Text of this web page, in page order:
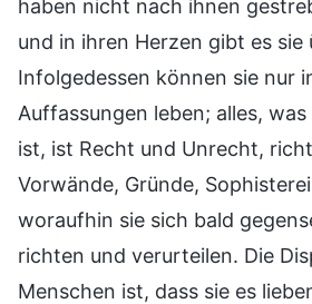
haben nicht nach ihnen
und in ihren Herzen gibt es
Infolgedessen können sie nur
Auffassungen leben; alles,
ist, ist Recht und Unrecht,
Vorwände, Gründe,
woraufhin sie sich bald
richten und verurteilen. Die
Menschen ist, dass sie es